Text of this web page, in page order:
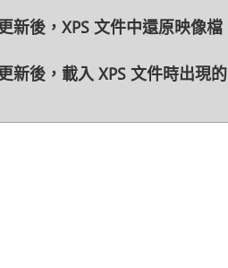
新後，XPS 文件中還原映像檔
新後，載入 XPS 文件時出現的